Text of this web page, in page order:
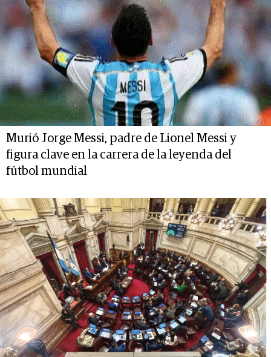
Murió Jorge Messi, padre de Lionel Messi y
figura clave en la carrera de la leyenda del
fútbol mundial